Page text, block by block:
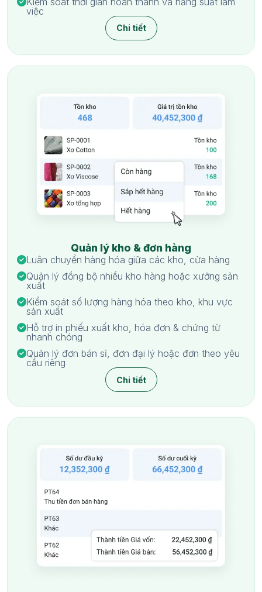
việc
Chi tiết
Quản lý kho & đơn hàng
Luân chuyển hàng hóa giữa các kho, cửa hàng
Quản lý đồng bộ nhiều kho hàng hoặc xưởng sản
xuất
Kiểm soát số lượng hàng hóa theo kho, khu vực
sản xuất
Hỗ trợ in phiếu xuất kho, hóa đơn & chứng từ
nhanh chóng
Quản lý đơn bán sỉ, đơn đại lý hoặc đơn theo yêu
cầu riêng
Chi tiết